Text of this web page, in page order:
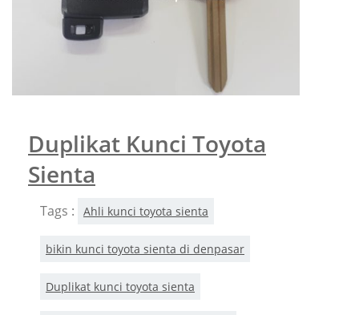
Duplikat Kunci Toyota
Sienta
Tags : Ahli kunci toyota sienta
bikin kunci toyota sienta di denpasar
Duplikat kunci toyota sienta